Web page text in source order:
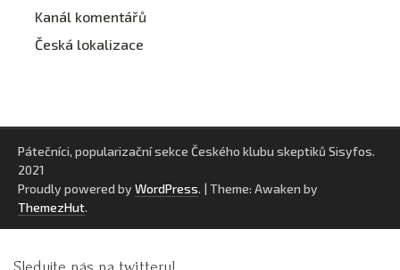
Kanál komentářů
Česká lokalizace
Pátečníci, popularizační sekce Českého klubu skeptiků Sisyfos.
2021
Proudly powered by WordPress. | Theme: Awaken by
ThemezHut.